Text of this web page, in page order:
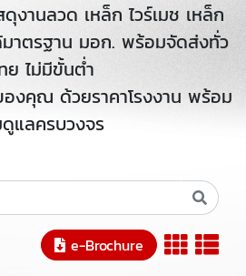
งานลวด เหล็ก ไวร์เมช เหล็ก
าตรฐาน มอก. พร้อมจัดส่งทั่ว
ย ไม่มีขั้นต่ำ
ของคุณ ด้วยราคาโรงงาน พร้อม
แลครบวงจร
e-Brochure